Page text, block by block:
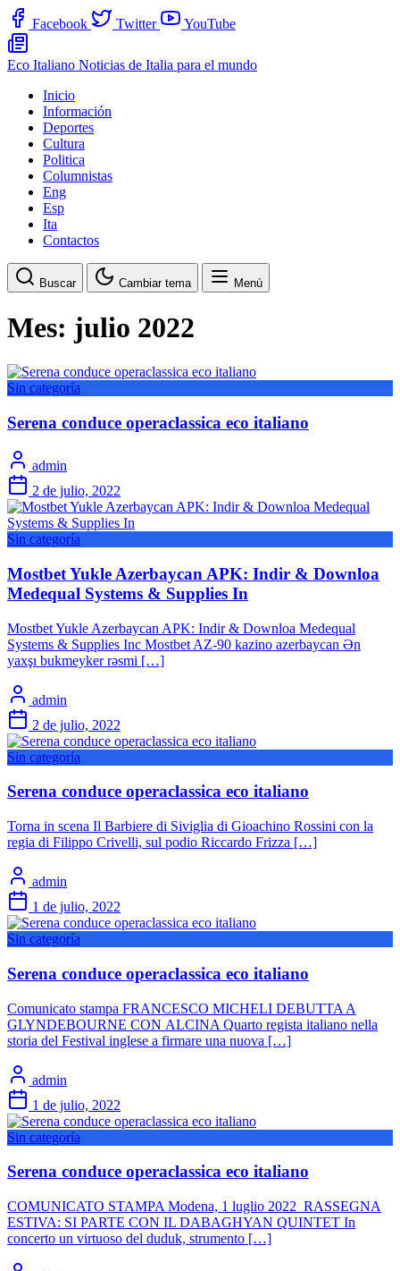
Facebook Twitter YouTube
Eco Italiano Noticias de Italia para el mundo
Inicio
Información
Deportes
Cultura
Politica
Columnistas
Eng
Esp
Ita
Contactos
Buscar Cambiar tema Menú
Mes: julio 2022
Sin categoría
Serena conduce operaclassica eco italiano
admin
2 de julio, 2022
Sin categoría
Mostbet Yukle Azerbaycan APK: Indir & Downloa
Medequal Systems & Supplies In
Mostbet Yukle Azerbaycan APK: Indir & Downloa Medequal
Systems & Supplies Inc Mostbet AZ-90 kazino azerbaycan Ən
yaxşı bukmeyker rəsmi […]
admin
2 de julio, 2022
Sin categoría
Serena conduce operaclassica eco italiano
Torna in scena Il Barbiere di Siviglia di Gioachino Rossini con la
regia di Filippo Crivelli, sul podio Riccardo Frizza […]
admin
1 de julio, 2022
Sin categoría
Serena conduce operaclassica eco italiano
Comunicato stampa FRANCESCO MICHELI DEBUTTA A
GLYNDEBOURNE CON ALCINA Quarto regista italiano nella
storia del Festival inglese a firmare una nuova […]
admin
1 de julio, 2022
Sin categoría
Serena conduce operaclassica eco italiano
COMUNICATO STAMPA Modena, 1 luglio 2022 RASSEGNA
ESTIVA: SI PARTE CON IL DABAGHYAN QUINTET In
concerto un virtuoso del duduk, strumento […]